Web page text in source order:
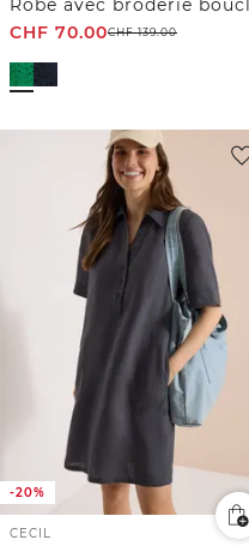
CHF 70.00CHF139.00
-20%
CECIL